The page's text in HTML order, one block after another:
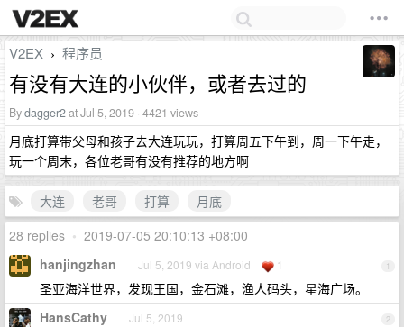
V2EX › 程序员
有没有大连的小伙伴，或者去过的
Bydagger2at Jul 5, 2019 · 4421 views
月底打算带父母和孩子去大连玩玩，打算周五下午到，周一下午走，
玩一个周末，各位老哥有没有推荐的地方啊
大连 老哥 打算
月底
28 replies • 2019-07-05 20:10:13 +08:00
1
hanjingzhan Jul 5, 2019 via Android 1
圣亚海洋世界，发现王国，金石滩，渔人码头，星海广场。
2
HansCathy Jul 5, 2019